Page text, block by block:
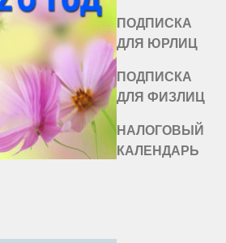
ПОДПИСКА
ДЛЯ ЮРЛИЦ
ПОДПИСКА
ДЛЯ ФИЗЛИЦ
НАЛОГОВЫЙ
КАЛЕНДАРЬ